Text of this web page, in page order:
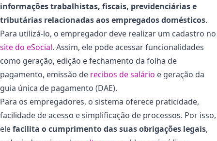
informações trabalhistas, fiscais, previdenciárias e
tributárias relacionadas aos empregados domésticos.
Para utilizá-lo, o empregador deve realizar um cadastro no
site do eSocial. Assim, ele pode acessar funcionalidades
como geração, edição e fechamento da folha de
pagamento, emissão de recibos de salário e geração da
guia única de pagamento (DAE).
Para os empregadores, o sistema oferece praticidade,
facilidade de acesso e simplificação de processos. Por isso,
elefacilita o cumprimento das suas obrigações legais,